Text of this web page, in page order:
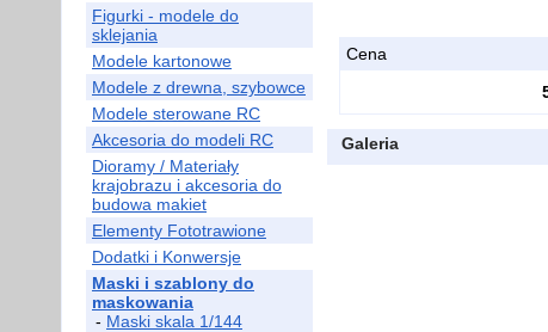
Figurki - modele do
sklejania
Modele kartonowe
Modele z drewna, szybowce
Modele sterowane RC
Akcesoria do modeli RC
Dioramy / Materiały
krajobrazu i akcesoria do
budowa makiet
Elementy Fototrawione
Dodatki i Konwersje
Maski i szablony do
maskowania
- Maski skala 1/144
Cena
Galeria